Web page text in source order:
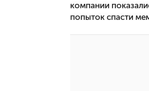
компании
попыток спасти